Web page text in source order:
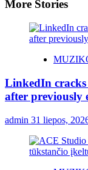
More Stories
LinkedIn cracks
after previously
admin 31 liepos,